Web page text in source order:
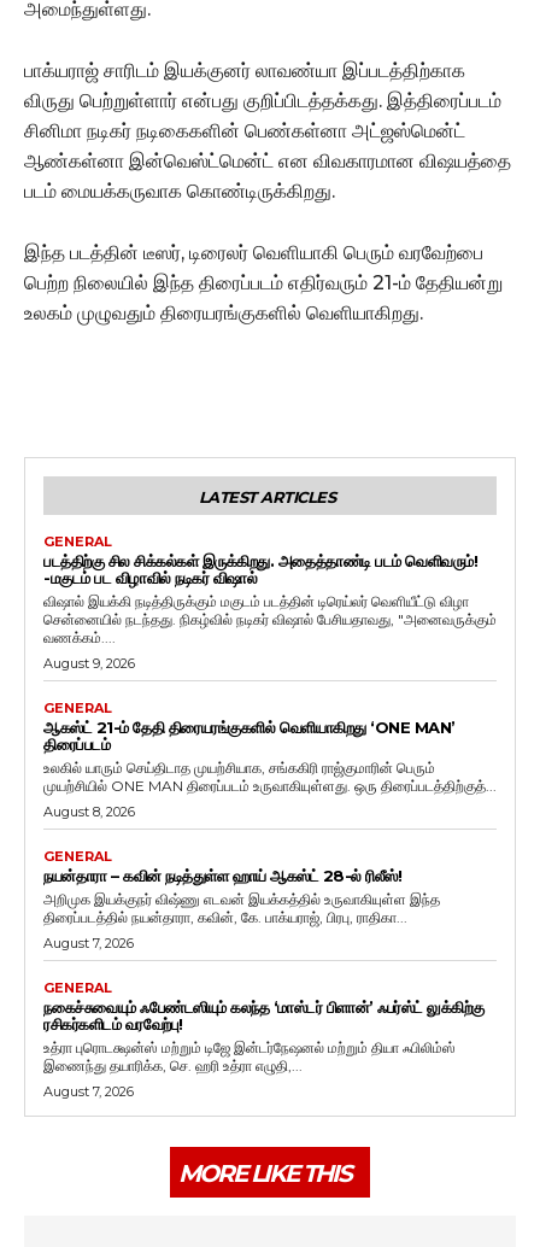
அமைந்துள்ளது.
பாக்யராஜ் சாரிடம் இயக்குனர் லாவண்யா இப்படத்திற்காக
விருது பெற்றுள்ளார் என்பது குறிப்பிடத்தக்கது. இத்திரைப்படம்
சினிமா நடிகர் நடிகைகளின் பெண்கள்னா அட்ஜஸ்மென்ட்
ஆண்கள்னா இன்வெஸ்ட்மென்ட் என விவகாரமான விஷயத்தை
படம் மையக்கருவாக கொண்டிருக்கிறது.
இந்த படத்தின் டீஸர், டிரைலர் வெளியாகி பெரும் வரவேற்பை
பெற்ற நிலையில் இந்த திரைப்படம் எதிர்வரும் 21-ம் தேதியன்று
உலகம் முழுவதும் திரையரங்குகளில் வெளியாகிறது.
LATEST ARTICLES
GENERAL
படத்திற்கு சில சிக்கல்கள் இருக்கிறது. அதைத்தாண்டி படம் வெளிவரும்!
-மகுடம் பட விழாவில் நடிகர் விஷால்
விஷால் இயக்கி நடித்திருக்கும் மகுடம் படத்தின் டிரெய்லர் வெளியீட்டு விழா
சென்னையில் நடந்தது. நிகழ்வில் நடிகர் விஷால் பேசியதாவது, "அனைவருக்கும்
வணக்கம்....
August 9, 2026
GENERAL
ஆகஸ்ட் 21-ம் தேதி திரையரங்குகளில் வெளியாகிறது ‘ONE MAN’
திரைப்படம்
உலகில் யாரும் செய்திடாத முயற்சியாக, சங்ககிரி ராஜ்குமாரின் பெரும்
முயற்சியில் ONE MAN திரைப்படம் உருவாகியுள்ளது. ஒரு திரைப்படத்திற்குத்...
August 8, 2026
GENERAL
நயன்தாரா – கவின் நடித்துள்ள ஹாய் ஆகஸ்ட் 28-ல் ரிலீஸ்!
அறிமுக இயக்குநர் விஷ்ணு எடவன் இயக்கத்தில் உருவாகியுள்ள இந்த
திரைப்படத்தில் நயன்தாரா, கவின், கே. பாக்யராஜ், பிரபு, ராதிகா...
August 7, 2026
GENERAL
நகைச்சுவையும் ஃபேண்டஸியும் கலந்த ‘மாஸ்டர் பிளான்’ ஃபர்ஸ்ட் லுக்கிற்கு
ரசிகர்களிடம் வரவேற்பு!
உத்ரா புரொடக்ஷன்ஸ் மற்றும் டிஜே இன்டர்நேஷனல் மற்றும் தியா ஃபிலிம்ஸ்
இணைந்து தயாரிக்க, செ. ஹரி உத்ரா எழுதி,...
August 7, 2026
MORE LIKE THIS